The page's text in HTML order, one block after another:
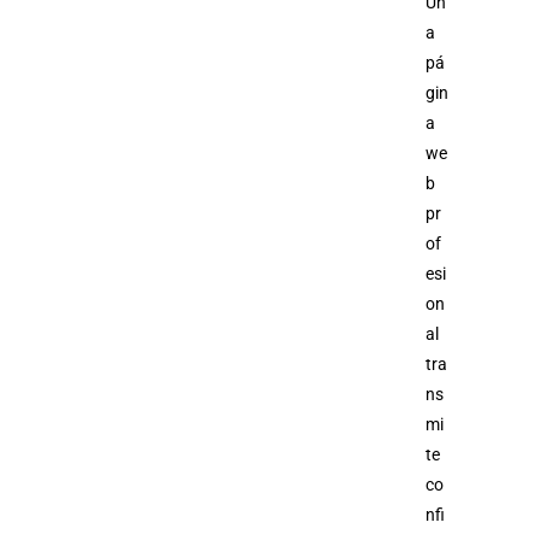
a
pá
gin
a
we
b
pr
of
esi
on
al
tra
ns
mi
te
co
nfi